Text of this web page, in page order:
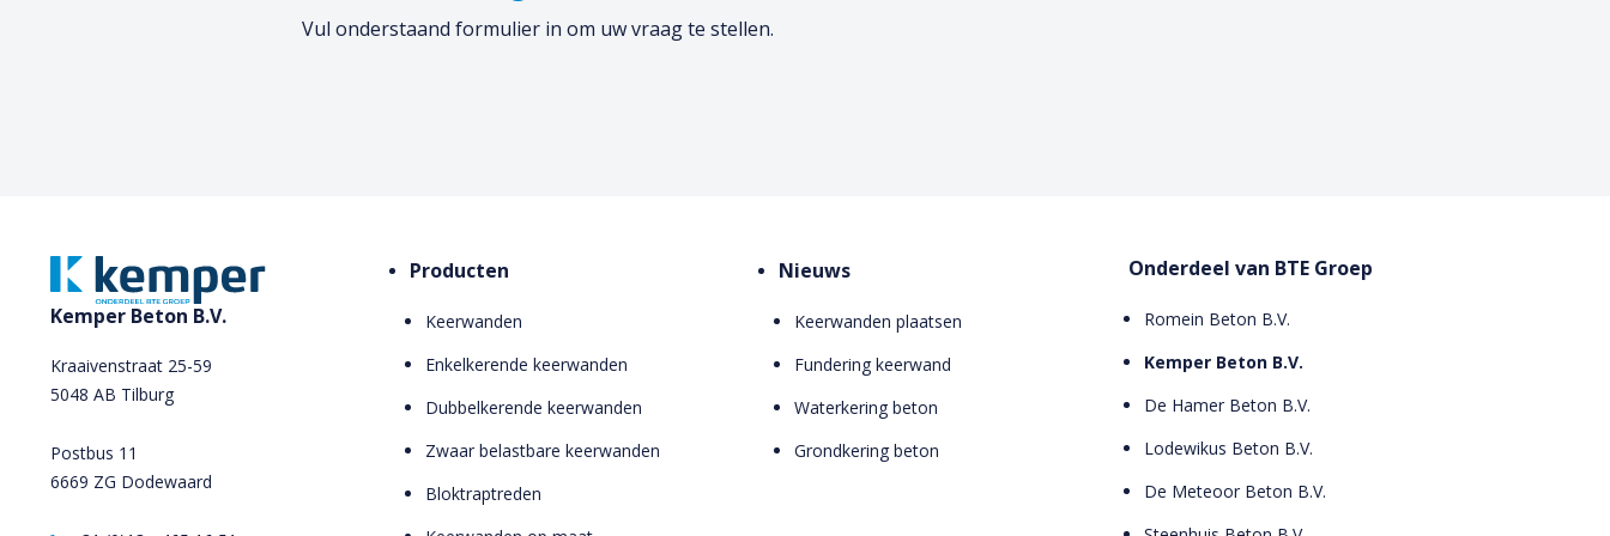
Vul onderstaand formulier in om uw vraag te stellen.
Kemper Beton B.V.
Kraaivenstraat 25-59
5048 AB Tilburg
Postbus 11
6669 ZG Dodewaard
Producten
Keerwanden
Enkelkerende keerwanden
Dubbelkerende keerwanden
Zwaar belastbare keerwanden
Bloktraptreden
Nieuws
Keerwanden plaatsen
Fundering keerwand
Waterkering beton
Grondkering beton
Onderdeel van BTE Groep
Romein Beton B.V.
Kemper Beton B.V.
De Hamer Beton B.V.
Lodewikus Beton B.V.
De Meteoor Beton B.V.